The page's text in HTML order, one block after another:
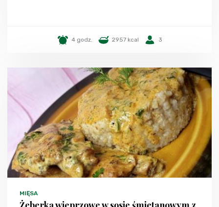
4 godz. 2957 kcal 3
MIĘSA